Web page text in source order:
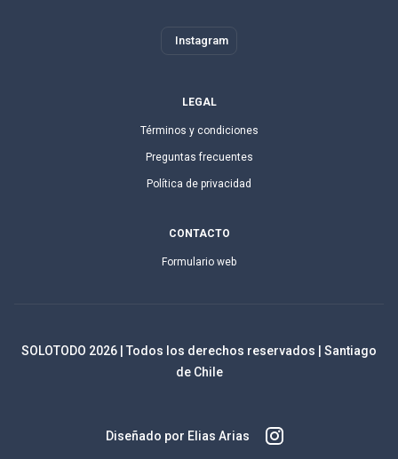
Instagram
LEGAL
Términos y condiciones
Preguntas frecuentes
Política de privacidad
CONTACTO
Formulario web
SOLOTODO 2026 | Todos los derechos reservados | Santiago
de Chile
Diseñado por Elias Arias